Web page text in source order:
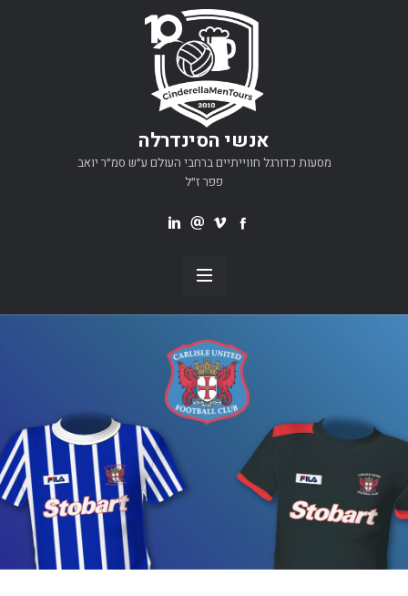
אנשי הסינדרלה
מסעות כדורגל חווייתיים ברחבי העולם ע״ש סמ״ר יואב
פפר ז״ל